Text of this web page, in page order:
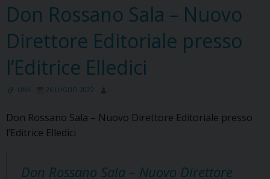
Don Rossano Sala – Nuovo
Direttore Editoriale presso
l’Editrice Elledici
LINK 26 LUGLIO 2022
Don Rossano Sala – Nuovo Direttore Editoriale presso
l’Editrice Elledici
Don Rossano Sala – Nuovo Direttore